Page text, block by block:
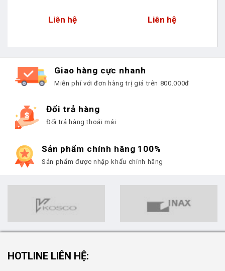
Liên hệ Liên hệ
Giao hàng cực nhanh
Miễn phí với đơn hàng trị giá trên 800.000đ
Đổi trả hàng
Đổi trả hàng thoải mái
Sản phẩm chính hãng 100%
Sản phẩm được nhập khẩu chính hãng
HOTLINE LIÊN HỆ: